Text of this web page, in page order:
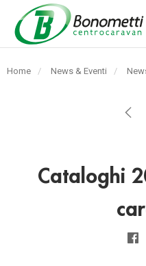
Automarket
Bonometti
Home News & Eventi
Cataloghi